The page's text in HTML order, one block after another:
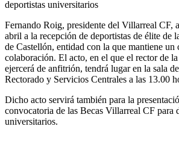
deportistas universitarios
Fernando Roig, presidente del Villarreal CF,
abril a la recepción de deportistas de élite de
de Castellón, entidad con la que mantiene un
colaboración. El acto, en el que el rector de
ejercerá de anfitrión, tendrá lugar en la sala
Rectorado y Servicios Centrales a las 13.00
Dicho acto servirá también para la
convocatoria de las Becas Villarreal CF para
universitarios.